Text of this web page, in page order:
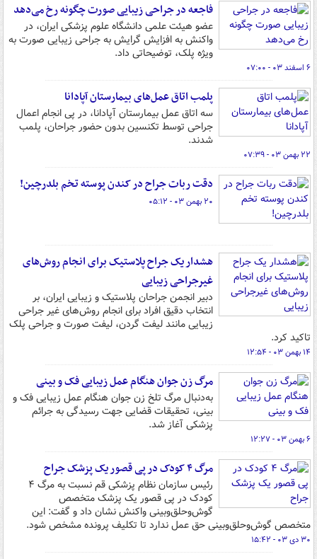
فاجعه در جراحی زیبایی صورت چگونه رخ می‌دهد
عضو هیئت علمی دانشگاه علوم پزشکی ایران، در
واکنش به افزایش گرایش به جراحی زیبایی صورت به
ویژه پلک، توضیحاتی داد.
۶ اسفند ۰۳ - ۰۷:۰۰
پلمب اتاق عمل‌های بیمارستان آپادانا
سه اتاق عمل بیمارستان آپادانا، در پی انجام اعمال
جراحی توسط تکنسین بدون حضور جراحان، پلمب
شدند.
۲۲ بهمن ۰۳ - ۰۷:۳۹
دقت ربات جراح در کندن پوسته‌ تخم بلدرچین!
۲۰ بهمن ۰۳ - ۰۵:۱۲
هشدار یک جراح پلاستیک برای انجام روش‌های
غیرجراحی زیبایی
دبیر انجمن جراحان پلاستیک و زیبایی ایران، بر
انتخاب دقیق افراد برای انجام روش‌های غیر جراحی
زیبایی مانند لیفت گردن، لیفت صورت و جراحی پلک
تاکید کرد.
۱۴ بهمن ۰۳ - ۱۲:۵۴
مرگ زن جوان هنگام عمل زیبایی فک و بینی
به‌دنبال مرگ تلخ زن جوان هنگام عمل زیبایی فک و
بینی، تحقیقات قضایی جهت رسیدگی به جرائم
پزشکی آغاز شد.
۶ بهمن ۰۳ - ۱۲:۲۷
مرگ ۴ کودک در پی قصور یک پزشک جراح
رئیس سازمان نظام پزشکی قم نسبت به مرگ ۴
کودک در پی قصور یک پزشک متخصص
گوش‌وحلق‌وبینی واکنش نشان داد و گفت: این
متخصص گوش‌وحلق‌وبینی حق عمل ندارد تا تکلیف پرونده مشخص شود.
۳۰ دی ۰۳ - ۱۵:۴۲